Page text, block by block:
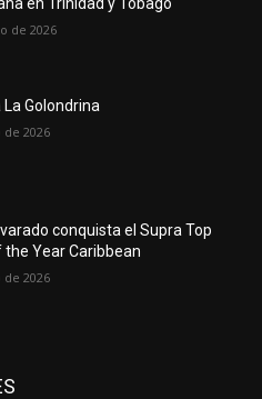
de 2026
La Golondrina
2026
conquista el Supra Top
the Year Caribbean
2026